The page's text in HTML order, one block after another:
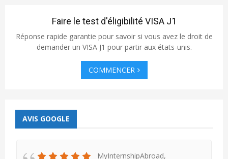
Faire le test d'éligibilité VISA J1
Réponse rapide garantie pour savoir si vous avez le droit de
demander un VISA J1 pour partir aux états-unis.
COMMENCER
AVIS GOOGLE
MyInternshipAbroad,